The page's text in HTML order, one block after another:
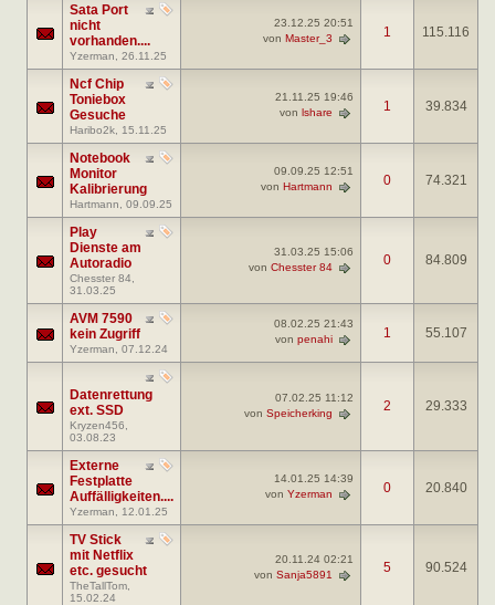
Sata Port
nicht
vorhanden....
Yzerman , 26.11.25
23.12.25 20:51
von Master_3 1 115.116
Ncf Chip
Toniebox
Gesuche
Haribo2k , 15.11.25
21.11.25 19:46
von lshare 1 39.834
Notebook
Monitor
Kalibrierung
Hartmann , 09.09.25
09.09.25 12:51
von Hartmann 0 74.321
Play
Dienste am
Autoradio
Chesster 84
31.03.25
31.03.25 15:06
von Chesster 84 0 84.809
AVM 7590
kein Zugriff
Yzerman , 07.12.24
08.02.25 21:43
von penahi 1 55.107
Datenrettung
ext. SSD
Kryzen456
03.08.23
07.02.25 11:12
von Speicherking 2 29.333
Externe
Festplatte
Auffälligkeiten....
Yzerman , 12.01.25
14.01.25 14:39
von Yzerman 0 20.840
TV Stick
mit Netflix
etc. gesucht
TheTallTom
15.02.24
20.11.24 02:21
von Sanja5891 5 90.524